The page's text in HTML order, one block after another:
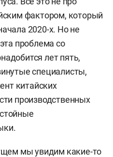
агентстве Синьхуа
«Российско-цинские
и «Некоронованные
и политические
фактором, который
2020-х. Но не
проблема со
лет пять,
специалисты,
китайских
производственных
мы увидим какие-то